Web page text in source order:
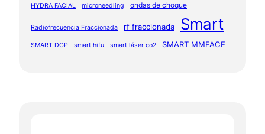
HYDRA FACIAL microneedling ondas de choque
Radiofrecuencia Fraccionada rf fraccionada Smart
SMART DGP smart hifu smart láser co2 SMART MMFACE